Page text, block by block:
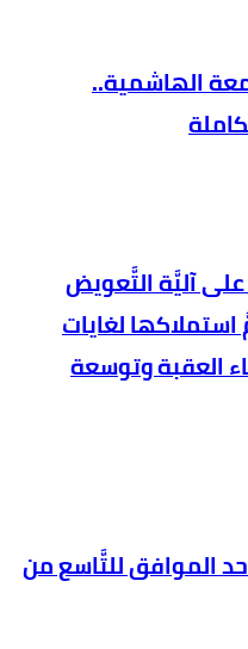
الهاشمية..
آليَّة التَّعويض
استملاكها لغايات
العقبة وتوسعة
الموافق للتَّاسع من